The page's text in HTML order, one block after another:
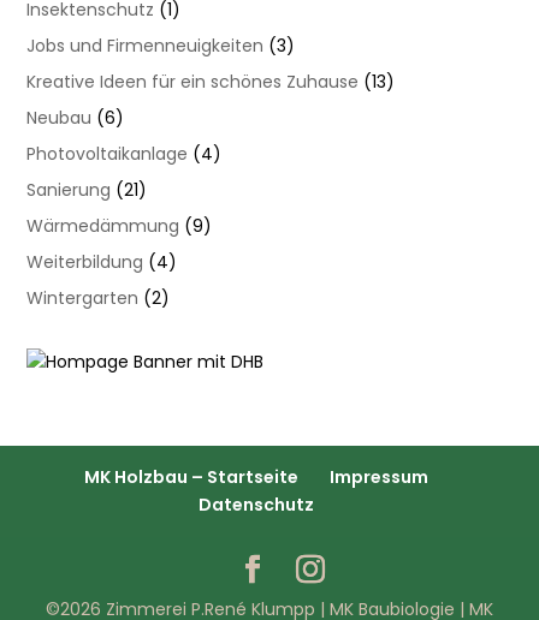
Insektenschutz (1)
Jobs und Firmenneuigkeiten (3)
Kreative Ideen für ein schönes Zuhause (13)
Neubau (6)
Photovoltaikanlage (4)
Sanierung (21)
Wärmedämmung (9)
Weiterbildung (4)
Wintergarten (2)
MK Holzbau – Startseite
Impressum
Datenschutz
©2026 Zimmerei P.René Klumpp | MK Baubiologie | MK